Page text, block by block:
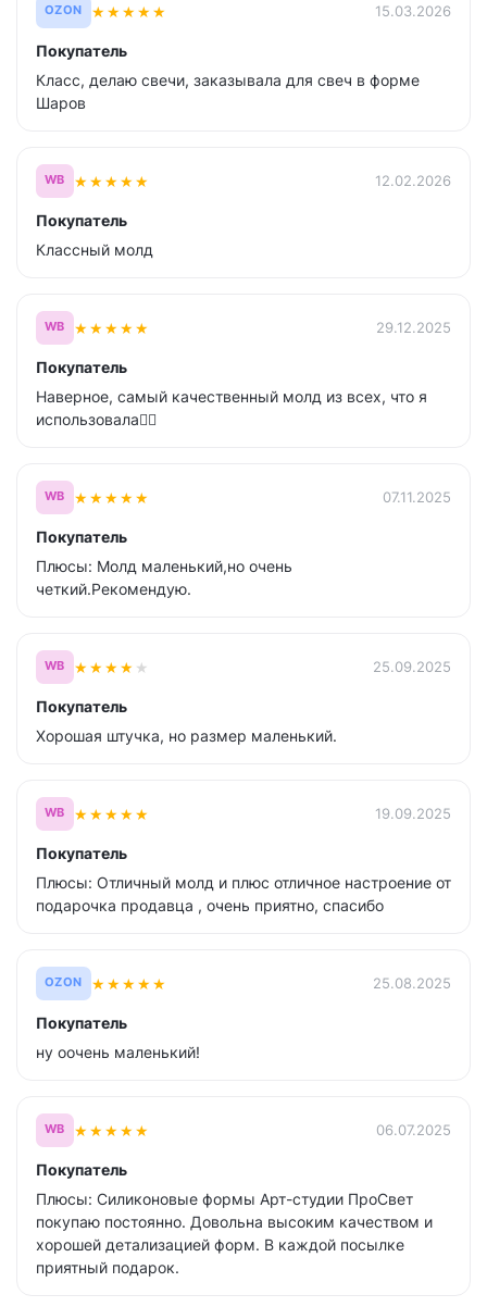
OZON ★★★★★ 15.03.2026
Покупатель
Класс, делаю свечи, заказывала для свеч в форме
Шаров
WB ★★★★★ 12.02.2026
Покупатель
Классный молд
WB ★★★★★ 29.12.2025
Покупатель
Наверное, самый качественный молд из всех, что я
использовала❤️‍🔥
WB ★★★★★ 07.11.2025
Покупатель
Плюсы: Молд маленький,но очень
четкий.Рекомендую.
WB ★★★★ ★ 25.09.2025
Покупатель
Хорошая штучка, но размер маленький.
WB ★★★★★ 19.09.2025
Покупатель
Плюсы: Отличный молд и плюс отличное настроение от
подарочка продавца , очень приятно, спасибо
OZON ★★★★★ 25.08.2025
Покупатель
ну оочень маленький!
WB ★★★★★ 06.07.2025
Покупатель
Плюсы: Силиконовые формы Арт-студии ПроСвет
покупаю постоянно. Довольна высоким качеством и
хорошей детализацией форм. В каждой посылке
приятный подарок.